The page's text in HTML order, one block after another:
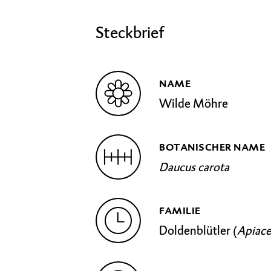
Steckbrief
NAME
Wilde Möhre
BOTANISCHER NAME
Daucus carota
FAMILIE
Doldenblütler (